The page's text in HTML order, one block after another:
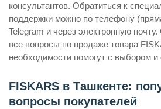
консультантов. Обратиться к
поддержки можно по телефону
Telegram и через электронную
все вопросы по продаже товара
необходимости помогут с выбором
FISKARS в Ташкенте:
вопросы покупателей